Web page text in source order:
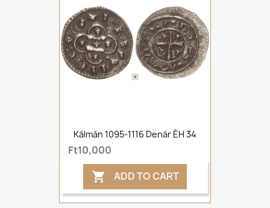
Kálmán 1095-1116 Denár ÉH 34
Ft10,000
 ADD TO CART